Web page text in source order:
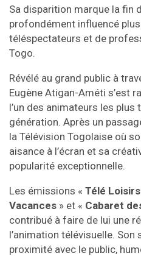
Sa disparition marque la fin
profondément influencé
téléspectateurs et de
Togo.
Révélé au grand public à
Eugène Atigan-Améti s’est
l’un des animateurs les plus
génération. Après un
la Télévision Togolaise où
aisance à l’écran et sa
popularité exceptionnelle.
Les émissions « Télé Loisirs
Vacances » et « Cabaret
contribué à faire de lui une
l’animation télévisuelle. Son
proximité avec le public,